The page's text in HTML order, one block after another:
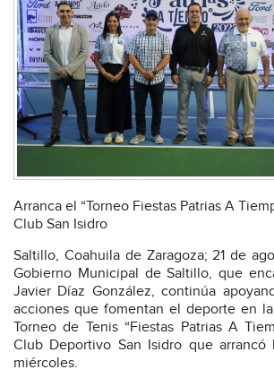
Arranca el “Torneo Fiestas Patrias A
Club San Isidro
Saltillo, Coahuila de Zaragoza; 21 de
Gobierno Municipal de Saltillo, que
Javier Díaz González, continúa
acciones que fomentan el deporte en
Torneo de Tenis “Fiestas Patrias A
Club Deportivo San Isidro que
miércoles.